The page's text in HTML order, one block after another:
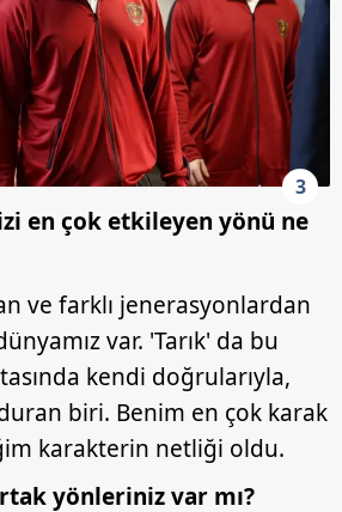
3
en çok etkileyen yönü ne
ve farklı jenerasyonlardan
var. 'Tarık' da bu
kendi doğrularıyla,
biri. Benim en çok karak
karakterin netliği oldu.
yönleriniz var mı?